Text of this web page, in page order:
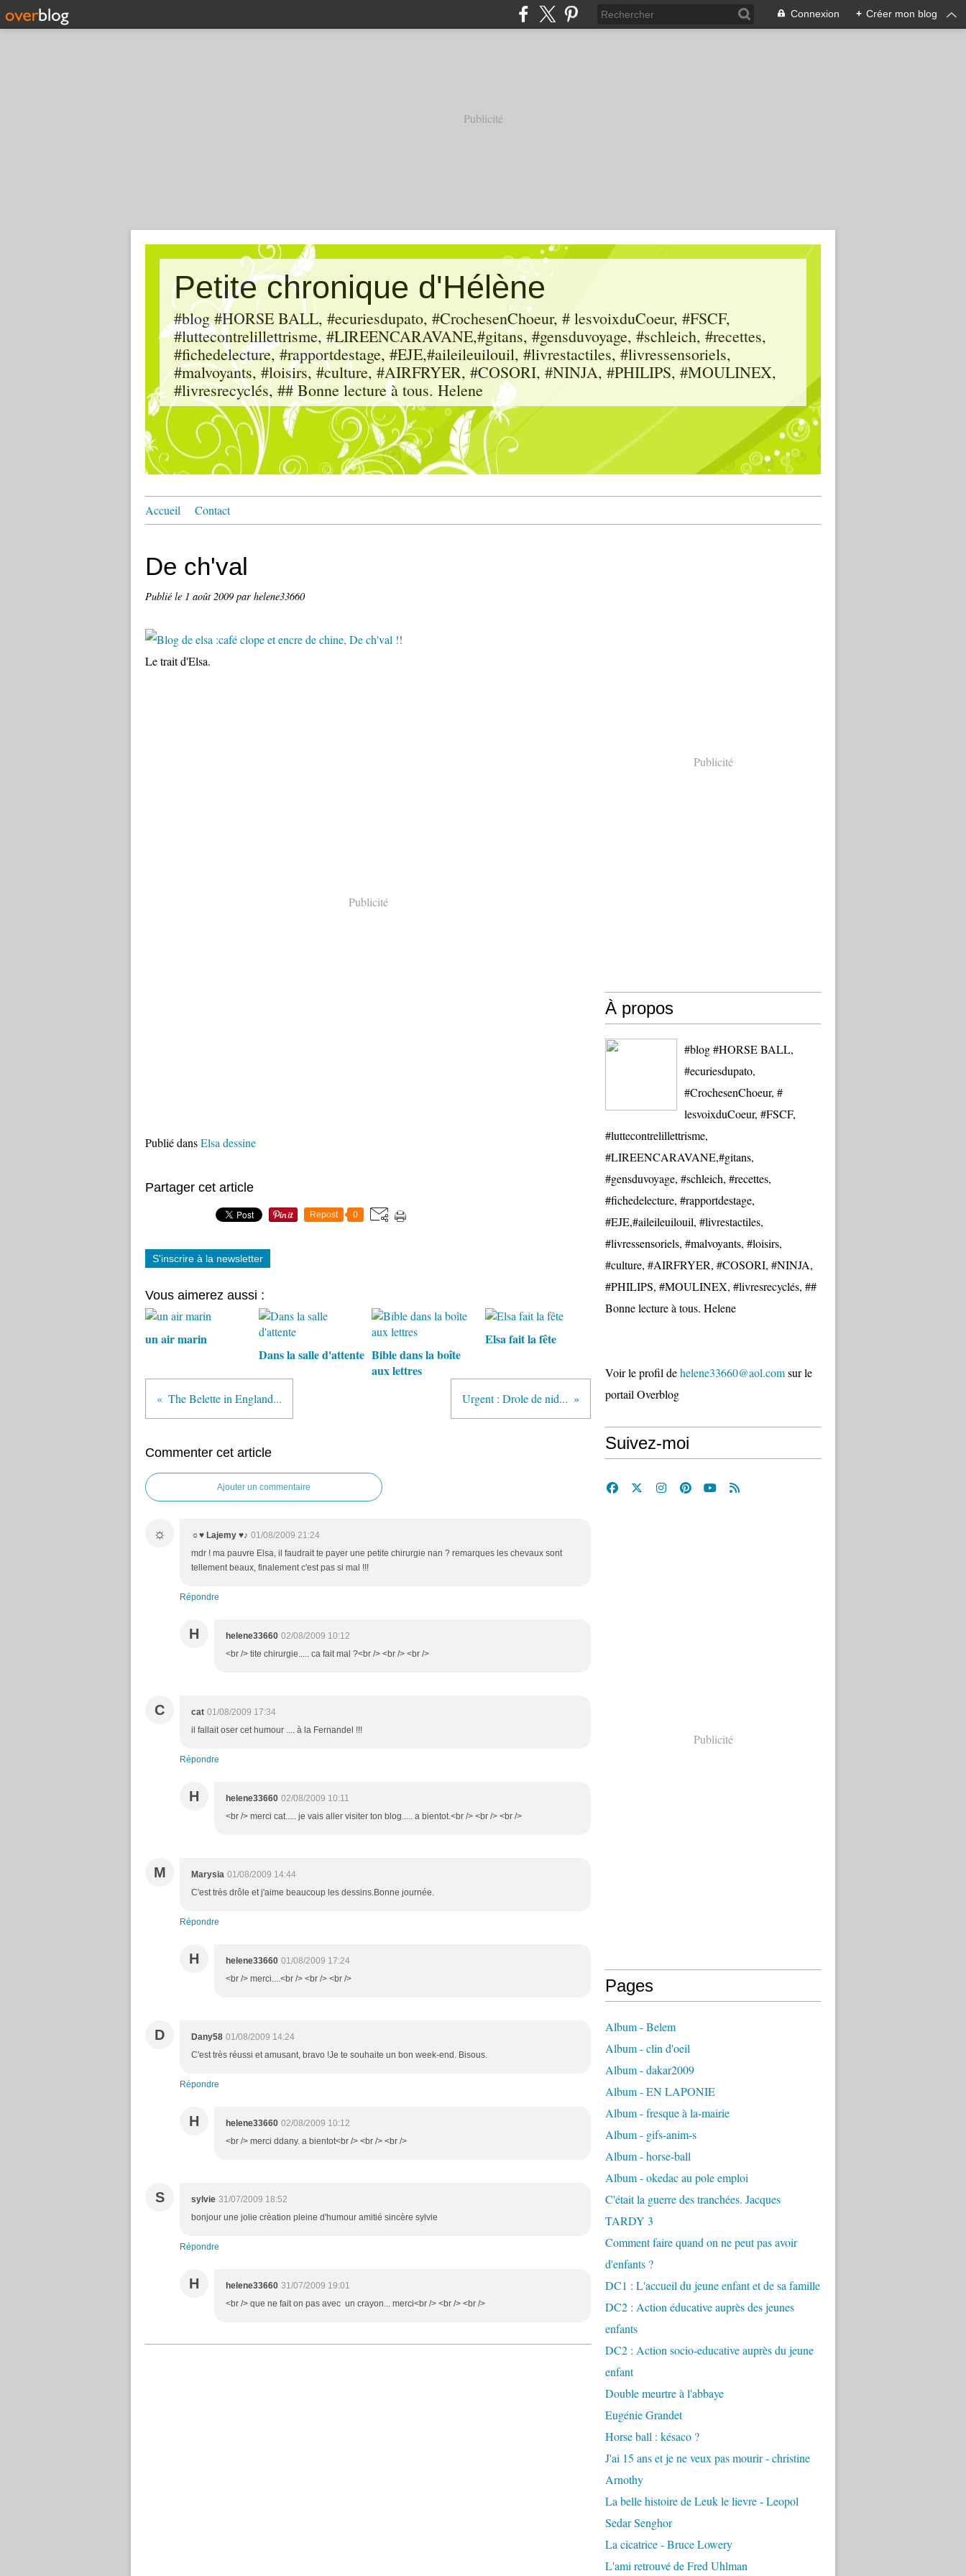
Connexion + Créer mon blog
Publicité
Petite chronique d'Hélène
#blog #HORSE BALL, #ecuriesdupato, #CrochesenChoeur, # lesvoixduCoeur, #FSCF,
#luttecontrelillettrisme, #LIREENCARAVANE,#gitans, #gensduvoyage, #schleich, #recettes,
#fichedelecture, #rapportdestage, #EJE,#aileileuilouil, #livrestactiles, #livressensoriels,
#malvoyants, #loisirs, #culture, #AIRFRYER, #COSORI, #NINJA, #PHILIPS, #MOULINEX,
#livresrecyclés, ## Bonne lecture à tous. Helene
Accueil Contact
De ch'val
Publié le 1 août 2009 par helene33660
Le trait d'Elsa.
Publicité
Publié dansElsa dessine
Partager cet article
Repost 0
S'inscrire à la newsletter
Vous aimerez aussi :
un air marin
Dans la salle d'attente Bible dans la boîte
aux lettres
Elsa fait la fête
The Belette in England... Urgent : Drole de nid...
Commenter cet article
Ajouter un commentaire
☼ ☼♥ Lajemy ♥♪ 01/08/2009 21:24
mdr ! ma pauvre Elsa, il faudrait te payer une petite chirurgie nan ? remarques les chevaux sont
tellement beaux, finalement c'est pas si mal !!!
Répondre
H helene33660 02/08/2009 10:12
<br /> tite chirurgie..... ca fait mal ?<br /> <br /> <br />
C cat 01/08/2009 17:34
il fallait oser cet humour .... à la Fernandel !!!
Répondre
H helene33660 02/08/2009 10:11
<br /> merci cat..... je vais aller visiter ton blog..... a bientot.<br /> <br /> <br />
M Marysia 01/08/2009 14:44
C'est très drôle et j'aime beaucoup les dessins.Bonne journée.
Répondre
H helene33660 01/08/2009 17:24
<br /> merci....<br /> <br /> <br />
D Dany58 01/08/2009 14:24
C'est très réussi et amusant, bravo !Je te souhaite un bon week-end. Bisous.
Répondre
H helene33660 02/08/2009 10:12
<br /> merci ddany. a bientot<br /> <br /> <br />
S sylvie 31/07/2009 18:52
bonjour une jolie crèation pleine d'humour amitié sincère sylvie
Répondre
H helene33660 31/07/2009 19:01
<br /> que ne fait on pas avec un crayon... merci<br /> <br /> <br />
Publicité
À propos
#blog #HORSE BALL,
#ecuriesdupato,
#CrochesenChoeur, #
lesvoixduCoeur, #FSCF,
#luttecontrelillettrisme,
#LIREENCARAVANE,#gitans,
#gensduvoyage, #schleich, #recettes,
#fichedelecture, #rapportdestage,
#EJE,#aileileuilouil, #livrestactiles,
#livressensoriels, #malvoyants, #loisirs,
#culture, #AIRFRYER, #COSORI, #NINJA,
#PHILIPS, #MOULINEX, #livresrecyclés, ##
Bonne lecture à tous. Helene
Voir le profil dehelene33660@aol.comsur le
portail Overblog
Suivez-moi
Publicité
Pages
Album - Belem
Album - clin d'oeil
Album - dakar2009
Album - EN LAPONIE
Album - fresque à la-mairie
Album - gifs-anim-s
Album - horse-ball
Album - okedac au pole emploi
C'était la guerre des tranchées. Jacques
TARDY 3
Comment faire quand on ne peut pas avoir
d'enfants ?
DC1 : L'accueil du jeune enfant et de sa famille
DC2 : Action éducative auprès des jeunes
enfants
DC2 : Action socio-educative auprès du jeune
enfant
Double meurtre à l'abbaye
Eugénie Grandet
Horse ball : késaco ?
J'ai 15 ans et je ne veux pas mourir - christine
Arnothy
La belle histoire de Leuk le lievre - Leopol
Sedar Senghor
La cicatrice - Bruce Lowery
L'ami retrouvé de Fred Uhlman